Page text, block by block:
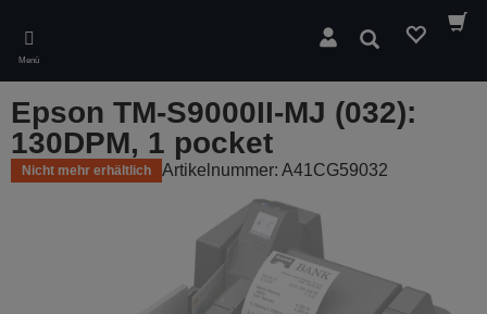
main
content
Menü
Suchen
Epson TM-S9000II-MJ (032):
130DPM, 1 pocket
Nicht mehr erhältlich Artikelnummer: A41CG59032